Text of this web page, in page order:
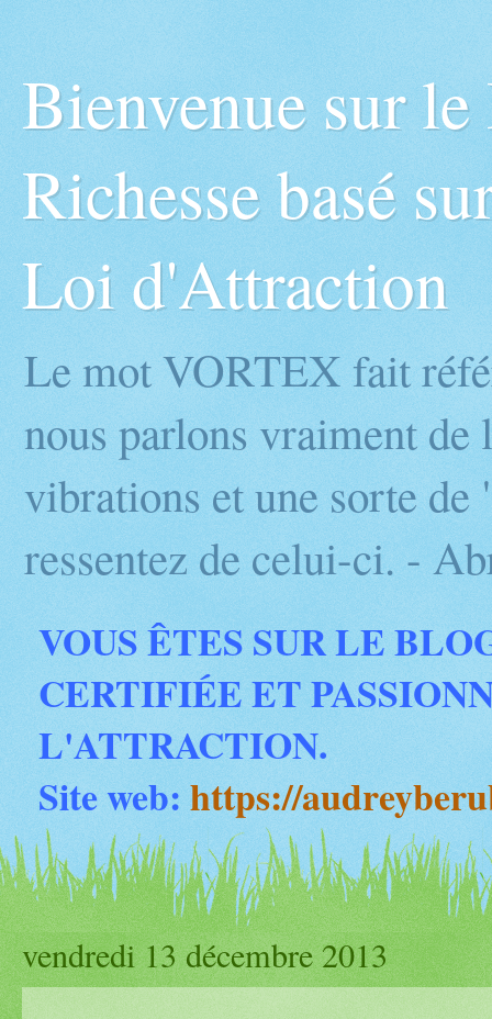
Bienvenue sur
Richesse basé
Loi d'Attraction
Le mot VORTEX fait
nous parlons vraiment
vibrations et une sorte
ressentez de celui-ci. -
VOUS ÊTES SUR LE
CERTIFIÉE ET
L'ATTRACTION.
Site web:https://
vendredi 13 décembre 2013